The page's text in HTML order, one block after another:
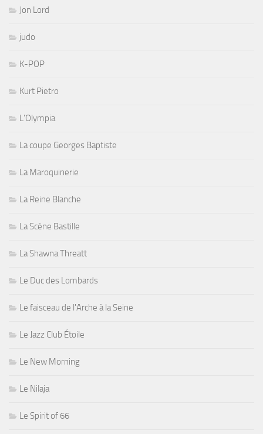
Jon Lord
judo
K-POP
Kurt Pietro
L'Olympia
La coupe Georges Baptiste
La Maroquinerie
La Reine Blanche
La Scène Bastille
La Shawna Threatt
Le Duc des Lombards
Le faisceau de l'Arche à la Seine
Le Jazz Club Étoile
Le New Morning
Le Nilaja
Le Spirit of 66